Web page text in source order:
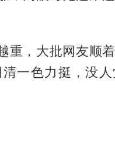
重，大批网友顺
一色力挺，没